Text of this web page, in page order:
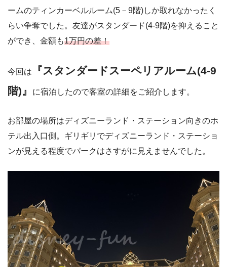
ームのティンカーベルルーム(5－9階)しか取れなかったく
らい争奪でした。友達がスタンダード(4-9階)を抑えること
ができ、金額も1万円の差！
今回は
『スタンダードスーペリアルーム(4-9
階)』
に宿泊したので客室の詳細をご紹介します。
お部屋の場所はディズニーランド・ステーション向きのホ
テル出入口側。ギリギリでディズニーランド・ステーショ
ンが見える程度でパークはさすがに見えませんでした。